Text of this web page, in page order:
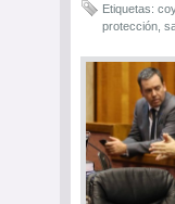
Etiquetas:
protección